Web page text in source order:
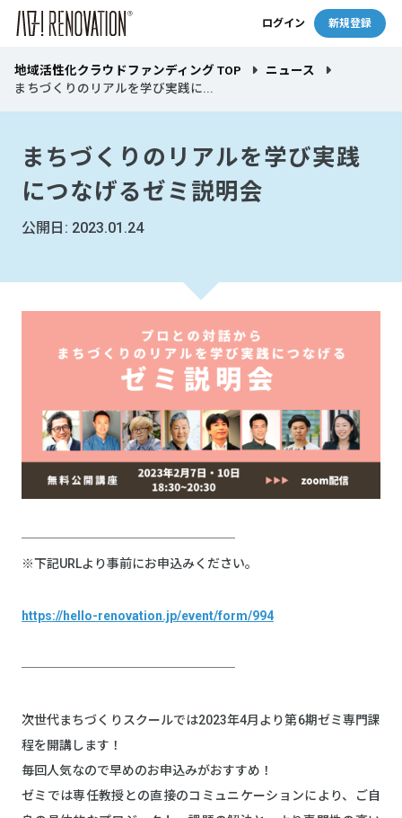
ログイン 新規登録
地域活性化クラウドファンディング TOP
ニュース
まちづくりのリアルを学び実践に...
まちづくりのリアルを学び実践
につなげるゼミ説明会
公開日: 2023.01.24
─────────────────
※下記URLより事前にお申込みください。
https://hello-renovation.jp/event/form/994
─────────────────
次世代まちづくりスクールでは2023年4月より第6期ゼミ専門課
程を開講します！
毎回人気なので早めのお申込みがおすすめ！
ゼミでは専任教授との直接のコミュニケーションにより、ご自